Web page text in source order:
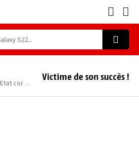
512Go | Vert | Mono sim | Etat correct
Victime de son succès !